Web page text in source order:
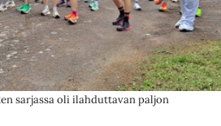
sarjassa oli ilahduttavan paljon